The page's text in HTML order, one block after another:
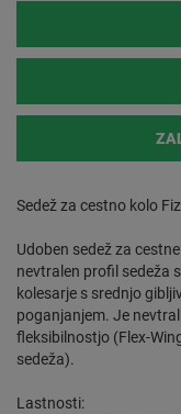
Sedež za cestno kolo
Udoben sedež za
nevtralen profil sedeža
kolesarje s srednjo
poganjanjem. Je
fleksibilnostjo (Flex-
sedeža).
Lastnosti: